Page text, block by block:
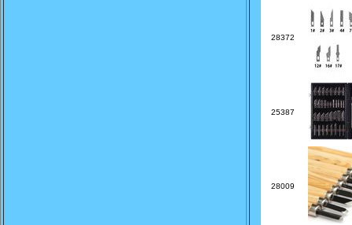
28372
25387
28009